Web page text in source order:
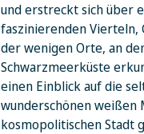
und erstreckt sich über
faszinierenden Vierteln,
der wenigen Orte, an
Schwarzmeerküste
einen Einblick auf die
wunderschönen weißen
kosmopolitischen Stadt